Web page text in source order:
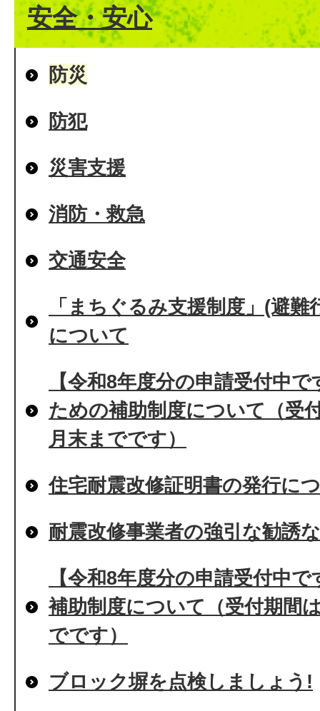
安全・安心
防災
防犯
災害支援
消防・救急
交通安全
「まちぐるみ支援制度」(避
について
【令和8年度分の申請受付中
ための補助制度について（受
月末までです）
住宅耐震改修証明書の発行に
耐震改修事業者の強引な勧誘
【令和8年度分の申請受付中
補助制度について（受付期間
でです）
ブロック塀を点検しましょう!